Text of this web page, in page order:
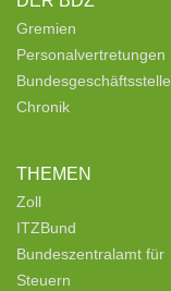
Gremien
Personalvertretungen
Bundesgeschäftsstelle
Chronik
THEMEN
Zoll
ITZBund
Bundeszentralamt für
Steuern